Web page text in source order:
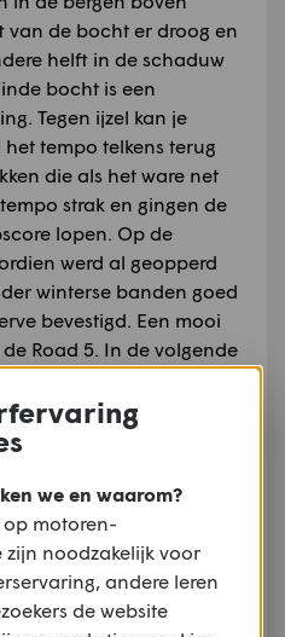
van de bocht er droog en
helft in de schaduw
bocht is een
Tegen ijzel kan je
tempo telkens terug
die als het ware net
strak en gingen de
lopen. Op de
werd al geopperd
winterse banden goed
bevestigd. Een mooi
Road 5. In de volgende
dit huwelijk.
we en waarom?
op motoren-
zijn noodzakelijk voor
andere leren
de website